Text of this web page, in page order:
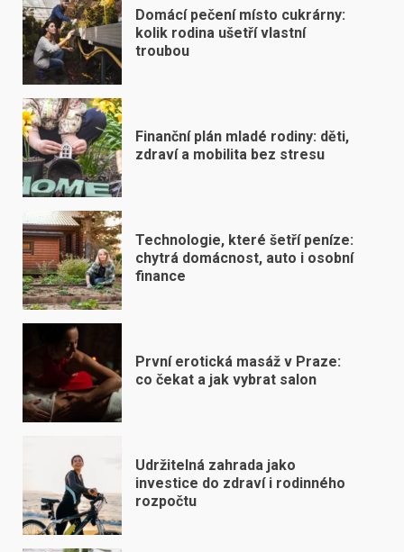
Domácí pečení místo cukrárny:
kolik rodina ušetří vlastní
troubou
Finanční plán mladé rodiny: děti,
zdraví a mobilita bez stresu
Technologie, které šetří peníze:
chytrá domácnost, auto i osobní
finance
První erotická masáž v Praze:
co čekat a jak vybrat salon
Udržitelná zahrada jako
investice do zdraví i rodinného
rozpočtu